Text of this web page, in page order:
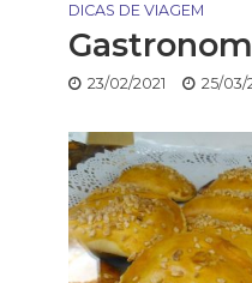
DICAS DE VIAGEM
23/02/2021 25/03/